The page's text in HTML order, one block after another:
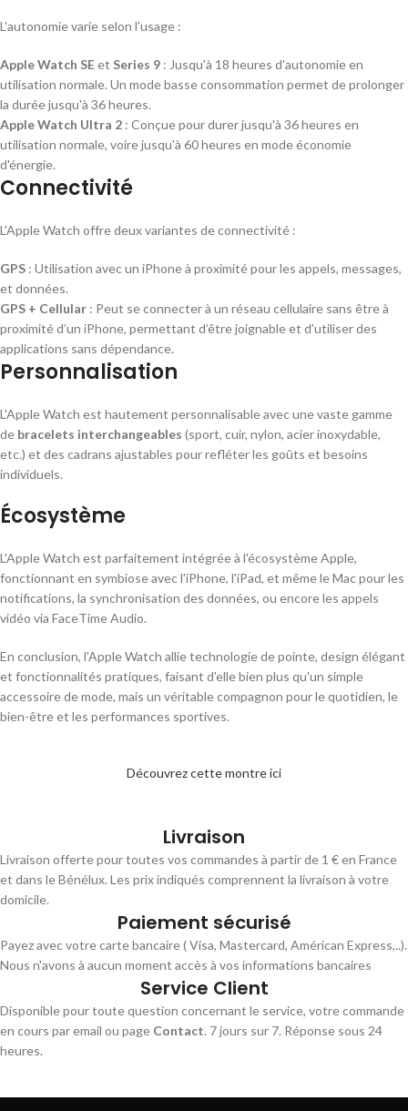
L'autonomie varie selon l'usage :
Apple Watch SEet Series 9 : Jusqu'à 18 heures d'autonomie en
utilisation normale. Un mode basse consommation permet de prolonger
la durée jusqu'à 36 heures.
Apple Watch Ultra 2 : Conçue pour durer jusqu'à 36 heures en
utilisation normale, voire jusqu'à 60 heures en mode économie
d'énergie.
Connectivité
L'Apple Watch offre deux variantes de connectivité :
GPS : Utilisation avec un iPhone à proximité pour les appels, messages,
et données.
GPS + Cellular : Peut se connecter à un réseau cellulaire sans être à
proximité d’un iPhone, permettant d’être joignable et d’utiliser des
applications sans dépendance.
Personnalisation
L'Apple Watch est hautement personnalisable avec une vaste gamme
de bracelets interchangeables (sport, cuir, nylon, acier inoxydable,
etc.) et des cadrans ajustables pour refléter les goûts et besoins
individuels.
Écosystème
L'Apple Watch est parfaitement intégrée à l'écosystème Apple,
fonctionnant en symbiose avec l'iPhone, l'iPad, et même le Mac pour les
notifications, la synchronisation des données, ou encore les appels
vidéo via FaceTime Audio.
En conclusion, l'Apple Watch allie technologie de pointe, design élégant
et fonctionnalités pratiques, faisant d'elle bien plus qu'un simple
accessoire de mode, mais un véritable compagnon pour le quotidien, le
bien-être et les performances sportives.
Découvrez cette montre ici
Livraison
Livraison offerte pour toutes vos commandes à partir de 1 € en France
et dans le Bénélux. Les prix indiqués comprennent la livraison à votre
domicile.
Paiement sécurisé
Payez avec votre carte bancaire ( Visa, Mastercard, Américan Express,..).
Nous n'avons à aucun moment accès à vos informations bancaires
Service Client
Disponible pour toute question concernant le service, votre commande
en cours par email ou page Contact. 7 jours sur 7. Réponse sous 24
heures.